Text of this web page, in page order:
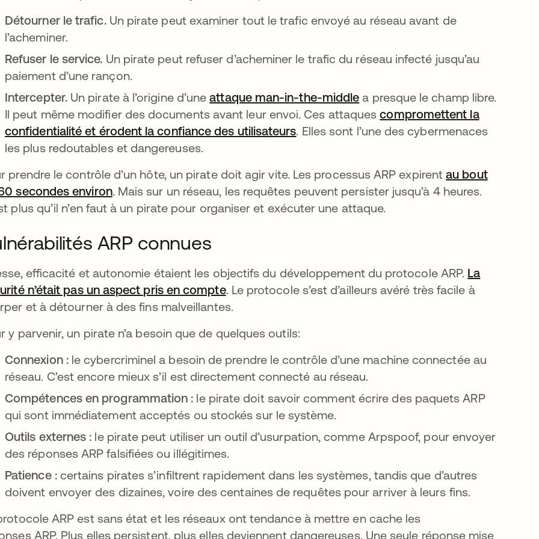
Détourner le trafic. Un pirate peut examiner tout le trafic envoyé au réseau avant de
l’acheminer.
Refuser le service. Un pirate peut refuser d’acheminer le trafic du réseau infecté jusqu’au
paiement d’une rançon.
Intercepter. Un pirate à l’origine d’uneattaque man-in-the-middle a presque le champ libre.
Il peut même modifier des documents avant leur envoi. Ces attaquescompromettent la
confidentialité et érodent la confiance des utilisateurss’ouvre dans un nouvel onglet
. Elles sont l’une des cybermenaces
les plus redoutables et dangereuses.
prendre le contrôle d’un hôte, un pirate doit agir vite. Les processus ARP expirentau bout
secondes environs’ouvre dans un nouvel onglet
. Mais sur un réseau, les requêtes peuvent persister jusqu’à 4 heures.
plus qu’il n’en faut à un pirate pour organiser et exécuter une attaque.
ARP connues
efficacité et autonomie étaient les objectifs du développement du protocole ARP. La
n’était pas un aspect pris en comptes’ouvre dans un nouvel onglet
. Le protocole s’est d’ailleurs avéré très facile à
et à détourner à des fins malveillantes.
y parvenir, un pirate n’a besoin que de quelques outils:
Connexion : le cybercriminel a besoin de prendre le contrôle d’une machine connectée au
réseau. C’est encore mieux s’il est directement connecté au réseau.
Compétences en programmation : le pirate doit savoir comment écrire des paquets ARP
qui sont immédiatement acceptés ou stockés sur le système.
Outils externes : le pirate peut utiliser un outil d’usurpation, comme Arpspoof, pour envoyer
des réponses ARP falsifiées ou illégitimes.
Patience : certains pirates s’infiltrent rapidement dans les systèmes, tandis que d’autres
doivent envoyer des dizaines, voire des centaines de requêtes pour arriver à leurs fins.
ARP est sans état et les réseaux ont tendance à mettre en cache les
ARP. Plus elles persistent, plus elles deviennent dangereuses. Une seule réponse mise